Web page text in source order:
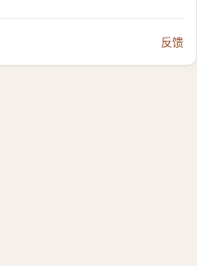
反馈